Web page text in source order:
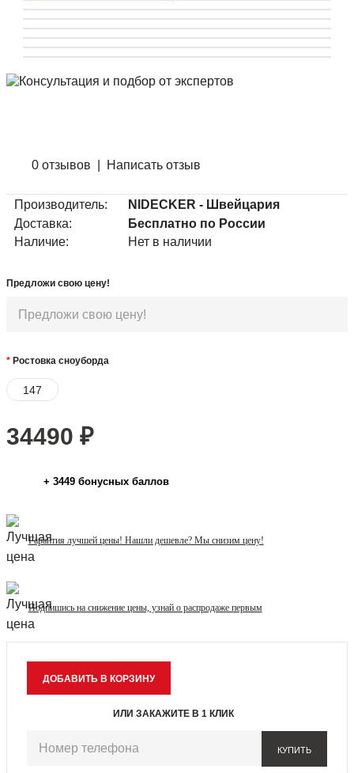
0 отзывов Написать отзыв
Производитель:
NIDECKER - Швейцария
Доставка:
Бесплатно по России
Наличие:
Нет в наличии
Предложи свою цену!
Ростовка сноуборда
147
34490 ₽
+ 3449 бонусных баллов
Гарантия лучшей цены! Нашли дешевле? Мы снизим цену!
Подпишись на снижение цены, узнай о распродаже первым
ИЛИ ЗАКАЖИТЕ В 1 КЛИК
КУПИТЬ